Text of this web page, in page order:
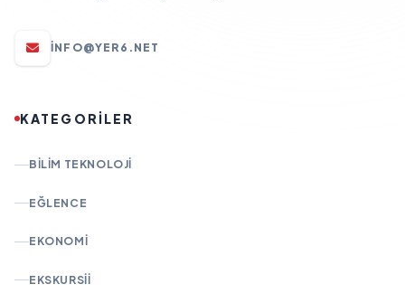
INFO@YER6.NET
KATEGORİLER
BILIM TEKNOLOJI
EĞLENCE
EKONOMI
EKSKURSII